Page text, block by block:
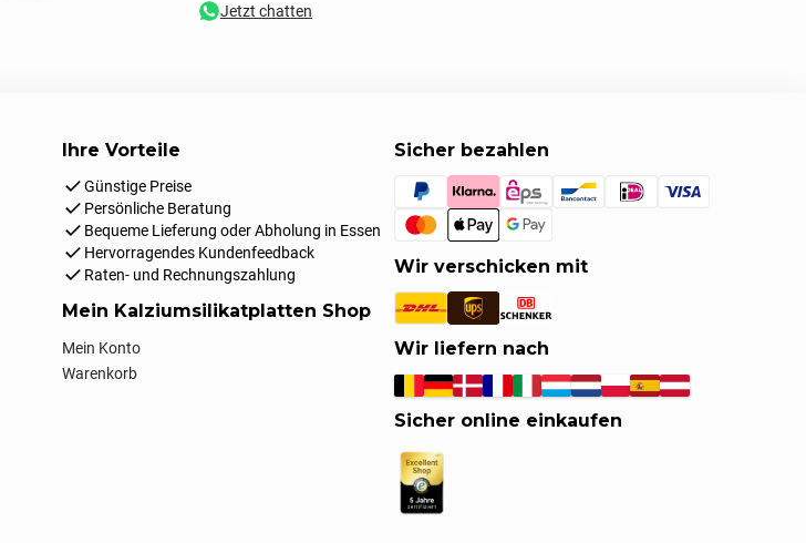
Jetzt chatten
Ihre Vorteile
Günstige Preise
Persönliche Beratung
Bequeme Lieferung oder Abholung in Essen
Hervorragendes Kundenfeedback
Raten- und Rechnungszahlung
Mein Kalziumsilikatplatten Shop
Mein Konto
Warenkorb
Sicher bezahlen
Wir verschicken mit
Wir liefern nach
Sicher online einkaufen